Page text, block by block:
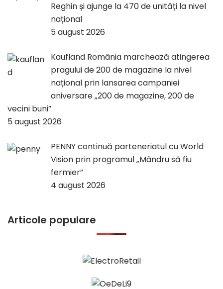
Reghin și ajunge la 470 de unități la nivel
național
5 august 2026
Kaufland România marchează atingerea
pragului de 200 de magazine la nivel
național prin lansarea campaniei
aniversare „200 de magazine, 200 de
vecini buni”
5 august 2026
PENNY continuă parteneriatul cu World
Vision prin programul „Mândru să fiu
fermier”
4 august 2026
Articole populare